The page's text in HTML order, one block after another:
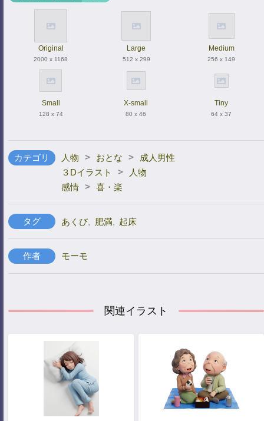
Original
2000 x 1168
Large
512 x 299
Medium
256 x 149
Small
128 x 74
X-small
80 x 46
Tiny
64 x 37
カテゴリ 人物 > おとな >
成人男性
３Dイラスト
>
人物
感情 > 喜・楽
タグ あくび, 肥満, 起床
作者 モーモ
関連イラスト